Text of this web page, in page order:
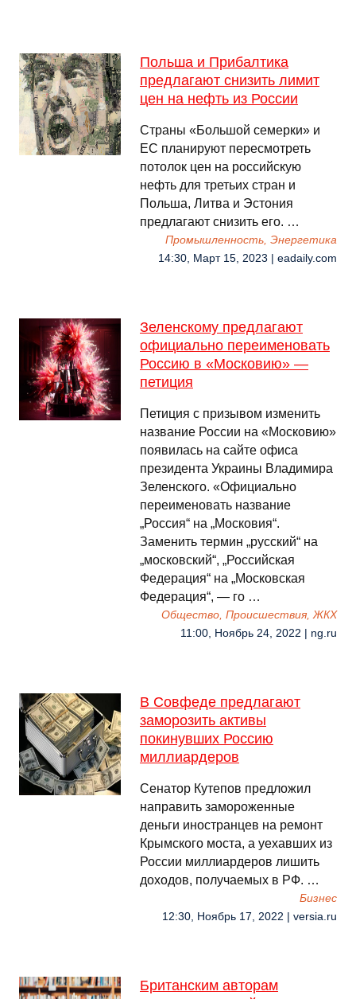
Польша и Прибалтика
предлагают снизить лимит
цен на нефть из России
Страны «Большой семерки» и
ЕС планируют пересмотреть
потолок цен на российскую
нефть для третьих стран и
Польша, Литва и Эстония
предлагают снизить его. …
Промышленность, Энергетика
14:30, Март 15, 2023 | eadaily.com
Зеленскому предлагают
официально переименовать
Россию в «Московию» —
петиция
Петиция с призывом изменить
название России на «Московию»
появилась на сайте офиса
президента Украины Владимира
Зеленского. «Официально
переименовать название
„Россия“ на „Московия“.
Заменить термин „русский“ на
„московский“, „Российская
Федерация“ на „Московская
Федерация“, — го …
Общество, Происшествия, ЖКХ
11:00, Ноябрь 24, 2022 | ng.ru
В Совфеде предлагают
заморозить активы
покинувших Россию
миллиардеров
Сенатор Кутепов предложил
направить замороженные
деньги иностранцев на ремонт
Крымского моста, а уехавших из
России миллиардеров лишить
доходов, получаемых в РФ. …
Бизнес
12:30, Ноябрь 17, 2022 | versia.ru
Британским авторам